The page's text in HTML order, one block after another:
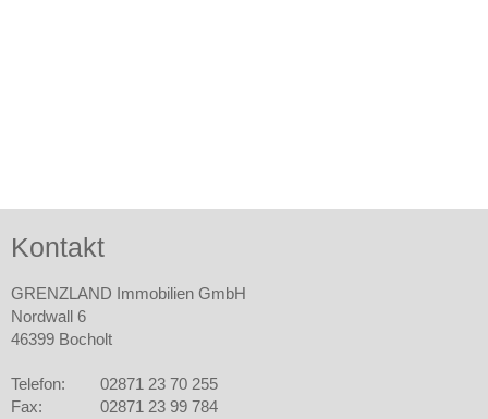
Kontakt
GRENZLAND Immobilien GmbH
Nordwall 6
46399 Bocholt
Telefon:
02871 23 70 255
Fax:
02871 23 99 784